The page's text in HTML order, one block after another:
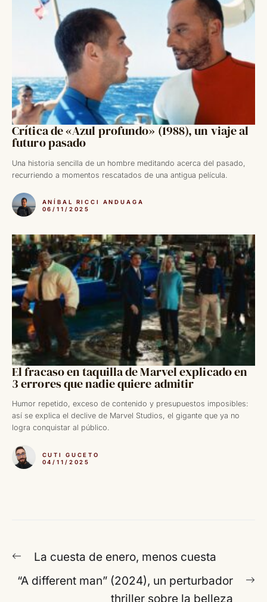
Crítica de «Azul profundo» (1988), un viaje al
futuro pasado
Una historia sencilla de un hombre meditando acerca del pasado,
recurriendo a momentos rescatados de una antigua película.
ANÍBAL RICCI ANDUAGA
06/11/2025
El fracaso en taquilla de Marvel explicado en
3 errores que nadie quiere admitir
Humor repetido, exceso de contenido y presupuestos imposibles:
así se explica el declive de Marvel Studios, el gigante que ya no
logra conquistar al público.
CUTI GUCETO
04/11/2025
Navegación
de
entradas
Entrada
anterior:
La cuesta de enero, menos cuesta
“A different man” (2024), un perturbador
thriller sobre la belleza